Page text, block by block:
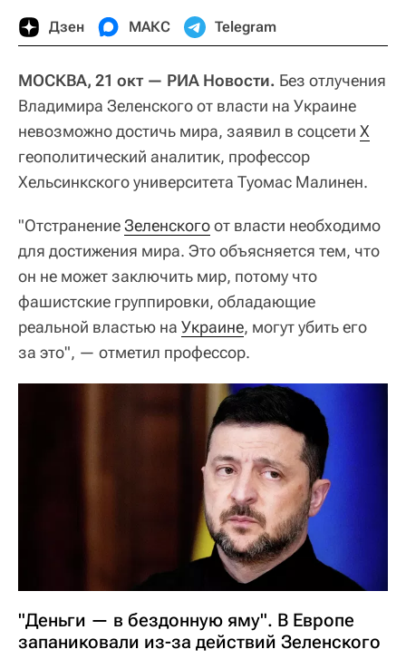
Дзен МАКС Telegram
МОСКВА, 21 окт — РИА Новости. Без отлучения
Владимира Зеленского от власти на Украине
невозможно достичь мира, заявил в соцсети Х
геополитический аналитик, профессор
Хельсинкского университета Туомас Малинен.
"ОтстранениеЗеленскогоот власти необходимо
для достижения мира. Это объясняется тем, что
он не может заключить мир, потому что
фашистские группировки, обладающие
реальной властью на Украине, могут убить его
за это", — отметил профессор.
"Деньги — в бездонную яму". В Европе
запаниковали из-за действий Зеленского